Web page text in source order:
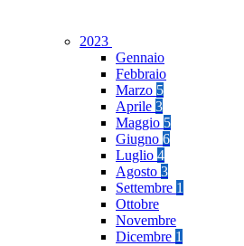
2023
Gennaio
Febbraio
Marzo 5
Aprile 3
Maggio 5
Giugno 6
Luglio 4
Agosto 3
Settembre 1
Ottobre
Novembre
Dicembre 1